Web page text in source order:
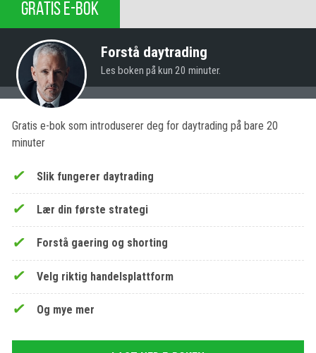
GRATIS E-BOK
Forstå daytrading
Les boken på kun 20 minuter.
Gratis e-bok som introduserer deg for daytrading på bare 20
minuter
Slik fungerer daytrading
Lær din første strategi
Forstå gaering og shorting
Velg riktig handelsplattform
Og mye mer